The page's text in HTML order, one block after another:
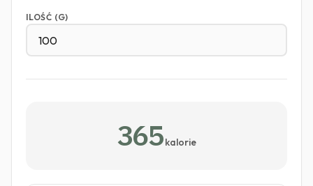
ILOŚĆ (G)
365 kalorie